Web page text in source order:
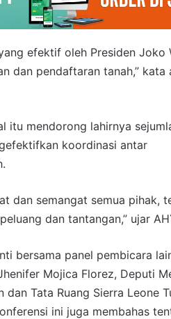
efektif oleh Presiden Joko
dan pendaftaran tanah,” kata
itu mendorong lahirnya
koordinasi antar
dan semangat semua pihak,
dan tantangan,” ujar
bersama panel pembicara
Mojica Florez, Deputi
dan Tata Ruang Sierra Leone
ini juga membahas